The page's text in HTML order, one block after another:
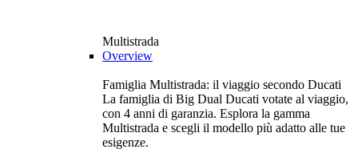
Multistrada
Overview
Famiglia Multistrada: il viaggio secondo Ducati
La famiglia di Big Dual Ducati votate al viaggio,
con 4 anni di garanzia. Esplora la gamma
Multistrada e scegli il modello più adatto alle tue
esigenze.